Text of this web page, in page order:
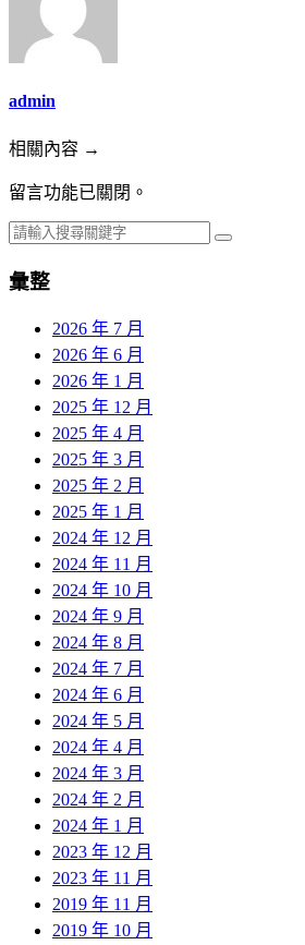
admin
相關內容 →
留言功能已關閉。
彙整
2026 年 7 月
2026 年 6 月
2026 年 1 月
2025 年 12 月
2025 年 4 月
2025 年 3 月
2025 年 2 月
2025 年 1 月
2024 年 12 月
2024 年 11 月
2024 年 10 月
2024 年 9 月
2024 年 8 月
2024 年 7 月
2024 年 6 月
2024 年 5 月
2024 年 4 月
2024 年 3 月
2024 年 2 月
2024 年 1 月
2023 年 12 月
2023 年 11 月
2019 年 11 月
2019 年 10 月